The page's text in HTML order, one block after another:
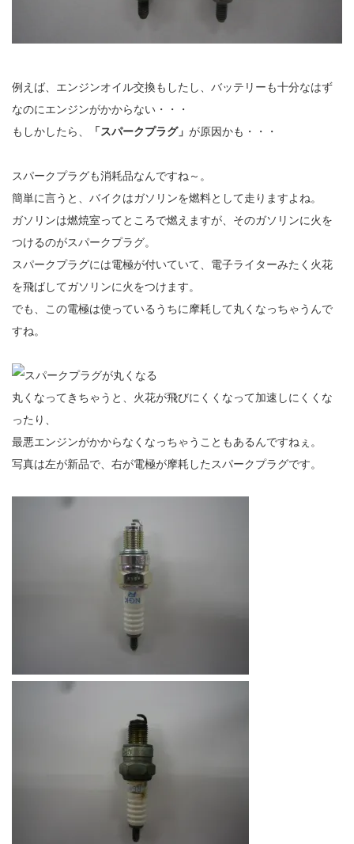
例えば、エンジンオイル交換もしたし、バッテリーも十分なはず
なのにエンジンがかからない・・・
もしかしたら、
「スパークプラグ」 が原因かも・・・
スパークプラグも消耗品なんですね～。
簡単に言うと、バイクはガソリンを燃料として走りますよね。
ガソリンは燃焼室ってところで燃えますが、そのガソリンに火を
つけるのがスパークプラグ。
スパークプラグには電極が付いていて、電子ライターみたく火花
を飛ばしてガソリンに火をつけます。
でも、この電極は使っているうちに摩耗して丸くなっちゃうんで
すね。
丸くなってきちゃうと、火花が飛びにくくなって加速しにくくな
ったり、
最悪エンジンがかからなくなっちゃうこともあるんですねぇ。
写真は左が新品で、右が電極が摩耗したスパークプラグです。